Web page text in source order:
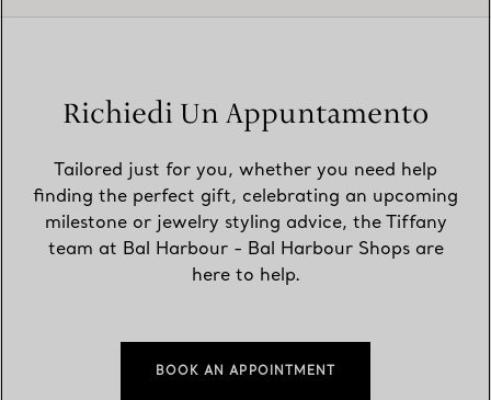
Richiedi Un Appuntamento
Tailored just for you, whether you need help
finding the perfect gift, celebrating an upcoming
milestone or jewelry styling advice, the Tiffany
team at Bal Harbour - Bal Harbour Shops are
here to help.
BOOK AN APPOINTMENT